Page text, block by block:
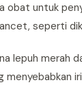
obat untuk
seperti
lepuh merah
menyebabkan